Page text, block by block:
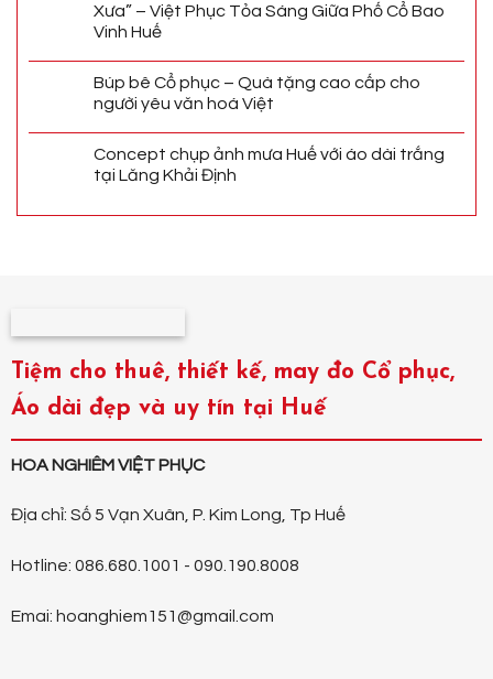
Xưa” – Việt Phục Tỏa Sáng Giữa Phố Cổ Bao
Vinh Huế
Búp bê Cổ phục – Quà tặng cao cấp cho
người yêu văn hoá Việt
Concept chụp ảnh mưa Huế với áo dài trắng
tại Lăng Khải Định
Tiệm cho thuê, thiết kế, may đo Cổ phục,
Áo dài đẹp và uy tín tại Huế
HOA NGHIÊM VIỆT PHỤC
Địa chỉ: Số 5 Vạn Xuân, P. Kim Long, Tp Huế
Hotline: 086.680.1001 - 090.190.8008
Emai: hoanghiem151@gmail.com